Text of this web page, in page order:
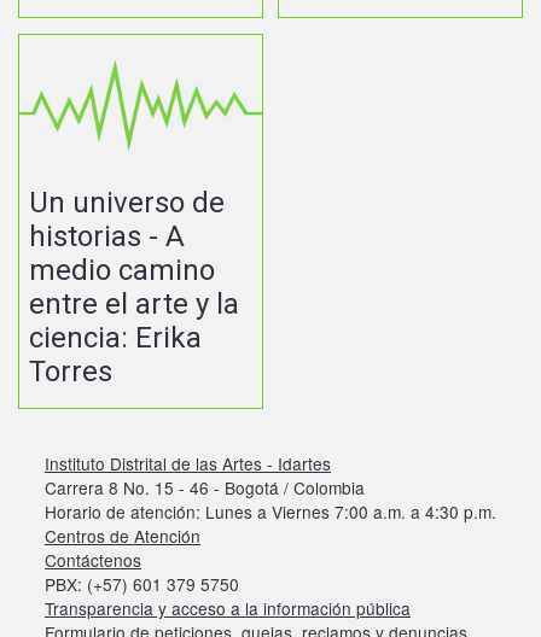
Un universo de
historias - A
medio camino
entre el arte y la
ciencia: Erika
Torres
Instituto Distrital de las Artes - Idartes
Carrera 8 No. 15 - 46 - Bogotá / Colombia
Horario de atención: Lunes a Viernes 7:00 a.m. a 4:30 p.m.
Centros de Atención
Contáctenos
PBX: (+57) 601 379 5750
Transparencia y acceso a la información pública
Formulario de peticiones, quejas, reclamos y denuncias